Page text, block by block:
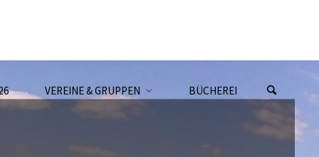
VEREINE & GRUPPEN BÜCHEREI